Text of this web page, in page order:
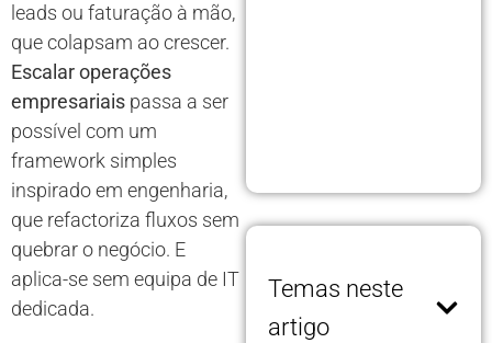
leads ou faturação à mão,
que colapsam ao crescer.
Escalar operações
empresariais passa a ser
possível com um
framework simples
inspirado em engenharia,
que refactoriza fluxos sem
quebrar o negócio. E
aplica-se sem equipa de IT
dedicada.
Temas neste
artigo